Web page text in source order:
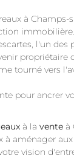
à Champs-
l'un des
propriétaire
tourné vers
pour ancrer
à la venteà
à aménager
vision